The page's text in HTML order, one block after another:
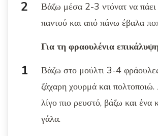
Βάζω μέσα 2-3 ντόνατ να
παντού και από πάνω έβαλα
Για τη φραουλένια
Βάζω στο μούλτι 3-4
ζάχαρη χουρμά και
λίγο πιο ρευστό, βάζω και ένα
γάλα.